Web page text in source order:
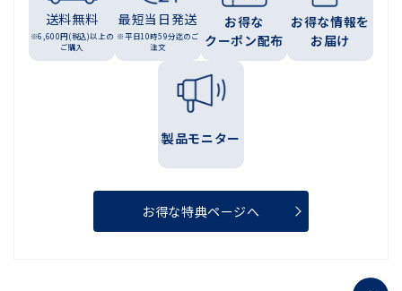
送料無料
※6,600円(税込)以上の
ご購入
最短当日発送
※平日10時59分迄のご
注文
お得な
クーポン配布
お得な情報を
お届け
製品モニター
お得な特典ページへ